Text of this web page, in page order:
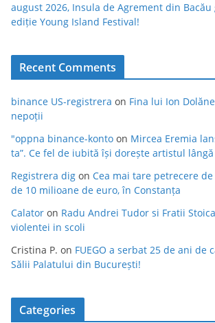
august 2026, Insula de Agrement din Bacău
ediție Young Island Festival!
Recent Comments
binance US-registrera on Fina lui Ion
nepoții
"oppna binance-konto on Mircea Eremia
ta”. Ce fel de iubită își dorește artistul
Registrera dig on Cea mai tare petrecere
de 10 milioane de euro, în Constanța
Calator on Radu Andrei Tudor si Fratii
violentei in scoli
Cristina P. on FUEGO a serbat 25 de ani de
Sălii Palatului din București!
Categories